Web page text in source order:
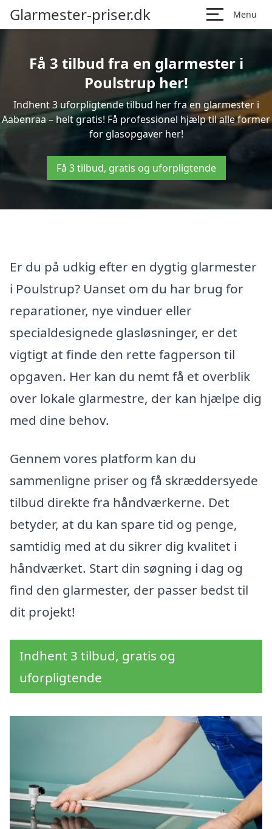
Glarmester-priser.dk Menu
Få 3 tilbud fra en glarmester i
Poulstrup her!
Indhent 3 uforpligtende tilbud her fra en glarmester i
Aabenraa – helt gratis! Få professionel hjælp til alle former
for glasopgaver her!
Få 3 tilbud, gratis og uforpligtende
Er du på udkig efter en dygtig glarmester
i Poulstrup? Uanset om du har brug for
reparationer, nye vinduer eller
specialdesignede glasløsninger, er det
vigtigt at finde den rette fagperson til
opgaven. Her kan du nemt få et overblik
over lokale glarmestre, der kan hjælpe dig
med dine behov.
Gennem vores platform kan du
sammenligne priser og få skræddersyede
tilbud direkte fra håndværkerne. Det
betyder, at du kan spare tid og penge,
samtidig med at du sikrer dig kvalitet i
håndværket. Start din søgning i dag og
find den glarmester, der passer bedst til
dit projekt!
Indhent 3 tilbud, gratis og
uforpligtende